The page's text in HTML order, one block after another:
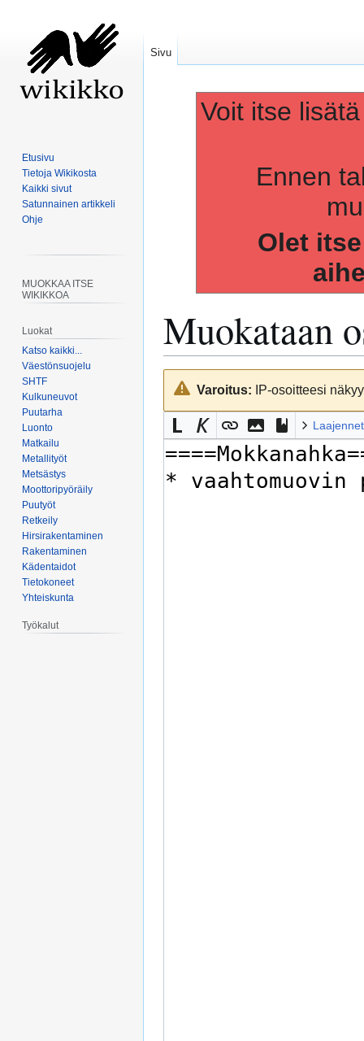
Voit itse
Ennen
Olet
Muokataan
Siirry
navigaatioon
Siirry
hakuunVaroitus: IP-osoitteesi
Sivu
Etusivu
Tietoja Wikikosta
Kaikki sivut
Satunnainen artikkeli
Ohje
MUOKKAA ITSE
WIKIKKOA
Luokat
Katso kaikki...
Väestönsuojelu
SHTF
Kulkuneuvot
Puutarha
Luonto
Matkailu
Metallityöt
Metsästys
Moottoripyöräily
Puutyöt
Retkeily
Hirsirakentaminen
Rakentaminen
Kädentaidot
Tietokoneet
Yhteiskunta
Työkalut